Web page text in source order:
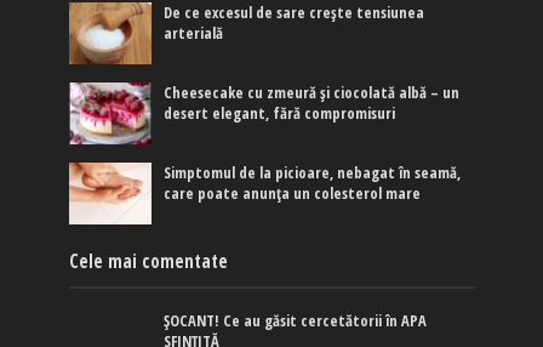
De ce excesul de sare crește tensiunea
arterială
Cheesecake cu zmeură și ciocolată albă – un
desert elegant, fără compromisuri
Simptomul de la picioare, nebagat în seamă,
care poate anunța un colesterol mare
Cele mai comentate
ȘOCANT! Ce au găsit cercetătorii în APA
SFINȚITĂ